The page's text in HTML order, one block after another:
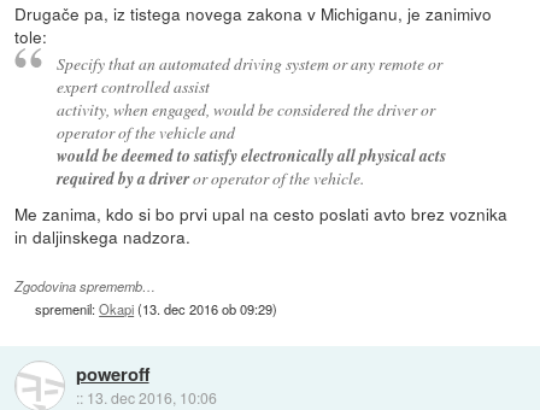
Drugače pa, iz tistega novega zakona v Michiganu, je zanimivo
tole:
Specify that an automated driving system or any remote or
expert controlled assist
activity, when engaged, would be considered the driver or
operator of the vehicle and
would be deemed to satisfy electronically all physical acts
required by a driveror operator of the vehicle.
Me zanima, kdo si bo prvi upal na cesto poslati avto brez voznika
in daljinskega nadzora.
Zgodovina sprememb…
spremenil:Okapi(13. dec 2016 ob 09:29)
poweroff
:: 13. dec 2016, 10:06